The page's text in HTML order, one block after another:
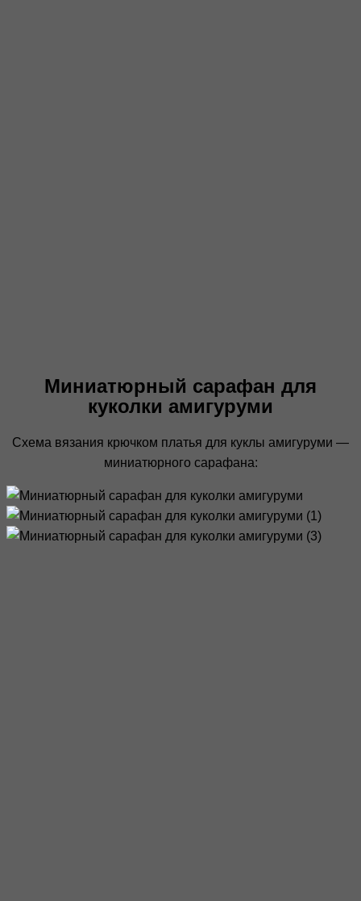
Миниатюрный сарафан для
куколки амигуруми
Схема вязания крючком платья для куклы амигуруми —
миниатюрного сарафана: